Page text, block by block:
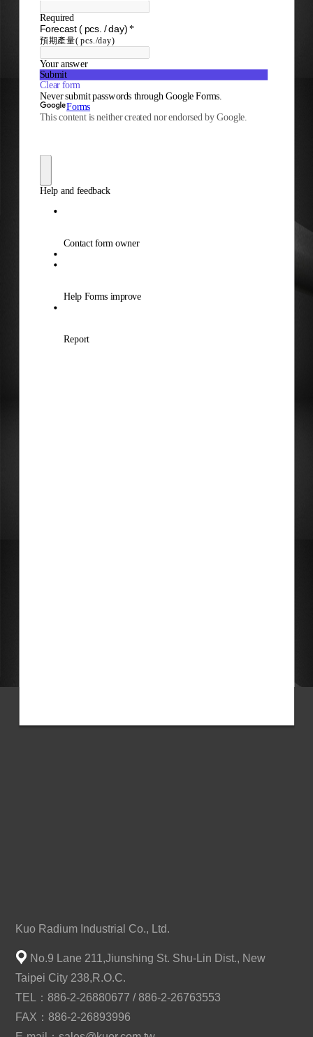
Kuo Radium Industrial Co., Ltd.
No.9 Lane 211,Jiunshing St. Shu-Lin Dist., New
Taipei City 238,R.O.C.
TEL：886-2-26880677 / 886-2-26763553
FAX：886-2-26893996